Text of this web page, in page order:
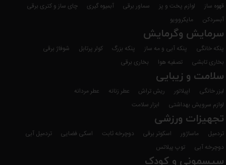
قهوه ساز لوازم پخت و پز سماور برقی آبمیوه گیری
چای ساز و کتری برقی
آبسردکن
مایکروویو
سرمایش وگرمایش
پنکه خانگی پنکه آبی و مه ساز پنکه بزرگ کولر پرتابل
شوفاژ برقی
بخاری تابشی
تصفیه هوا بخاری برقی
سلامت و زیبایی
لیزر خانگی اپیلاتور ریش تراش عطر زنانه
عطر مردانه
لوازم سرویش بهداشتی
ابزار سلامت
تجهیزات ورزشی
تردمیل ماساژور اسکوتر برقی دوچرخه ثابت اسکی فضایی
تردمیل آبی
دوچرخه آبی
توپ پیلاتس
سیسمونی و کودک